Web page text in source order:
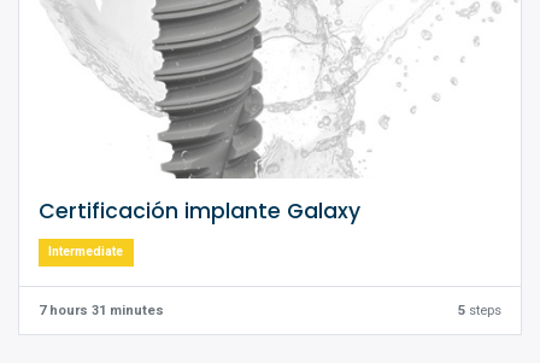
Certificación implante Galaxy
Intermediate
7 hours 31 minutes 5 steps